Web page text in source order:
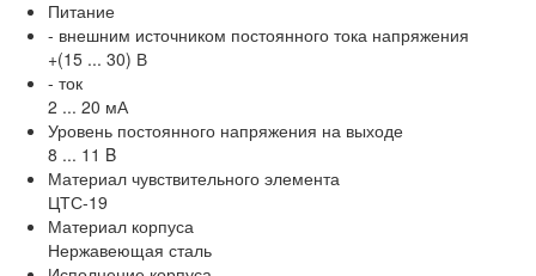
Питание
- внешним источником постоянного тока напряжения
+(15 ... 30) В
- ток
2 ... 20 мА
Уровень постоянного напряжения на выходе
8 ... 11 B
Материал чувствительного элемента
ЦТС-19
Материал корпуса
Нержавеющая сталь